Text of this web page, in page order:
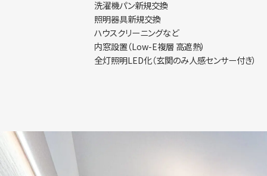
洗濯機パン新規交換
照明器具新規交換
ハウスクリーニングなど
内窓設置（Low-E複層 高遮熱）
全灯照明LED化（玄関のみ人感センサー付き）